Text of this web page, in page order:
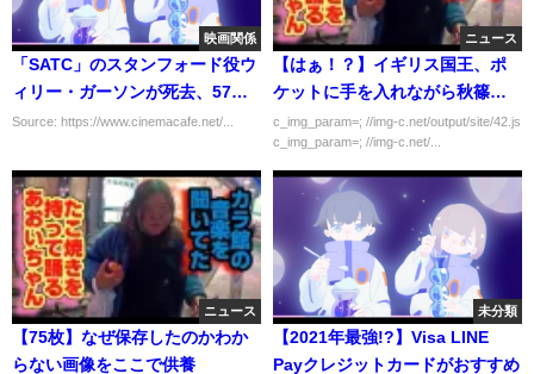
映画関係
「SATC」のスタンフォード役ウ
ィリー・ガーソンが死去、57歳
シンシア・ニクソンらお悔やみ
Source: https://www.cinemacafe.net/...
ニュース
【はぁ！？】イギリス国王、ポ
ケットに手を入れながら秋篠宮
ご夫妻様とご挨拶
c_img_param=; //img-c.net/output/site/42.js
c_img_param=; //img-c.net/...
ニュース
【75枚】なぜ保存したのかわか
らない画像をここで供養
未分類
【2021年最強!?】Visa LINE
Payクレジットカードがおすすめ